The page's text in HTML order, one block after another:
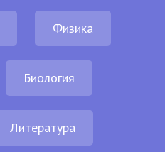
Физика
Биология
Литература